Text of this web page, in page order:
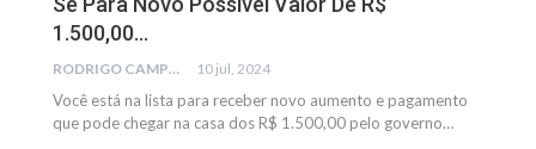
1.500,00…
RODRIGO CAMPOS 10 jul, 2024
Você está na lista para receber novo aumento e pagamento
que pode chegar na casa dos R$ 1.500,00 pelo governo…